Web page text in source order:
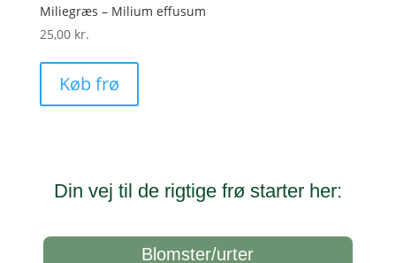
Miliegræs – Milium effusum
25,00 kr.
Køb frø
Din vej til de rigtige frø starter her:
Blomster/urter